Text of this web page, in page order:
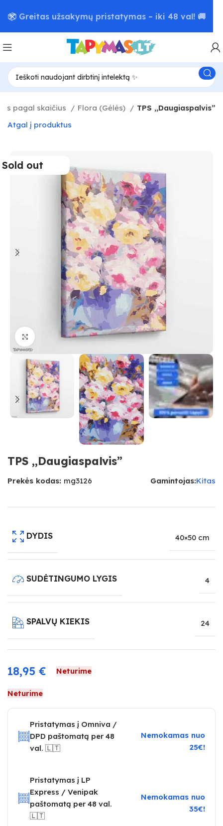
pagal skaičius Flora (Gėlės)
TPS ,,Daugiaspalvis”
Atgal į produktus
Sold out
Paspauskite, kad priartinti
TPS ,,Daugiaspalvis”
Prekės kodas: mg3126 Gamintojas:Kitas
DYDIS 40×50 cm
SUDĖTINGUMO LYGIS 4
SPALVŲ KIEKIS 24
18,95 € Neturime
Neturime
Pristatymas į Omniva /
DPD paštomatą per 48
val. 🇱🇹
Nemokamas nuo
25€!
Pristatymas į LP
Express / Venipak
paštomatą per 48 val.
🇱🇹
Nemokamas nuo
35€!
📦 Greitas užsakymų pristatymas – iki 48 val! 🚚